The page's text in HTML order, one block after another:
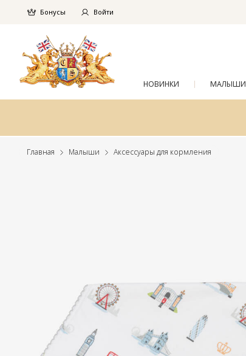
Бонусы Войти
НОВИНКИ МАЛЫШИ
Главная Малыши Аксессуары для кормления